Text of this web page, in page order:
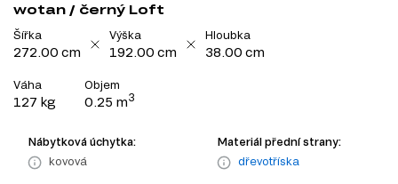
wotan / černý Loft
Šířka
272.00 cm
Výška
192.00 cm
Hloubka
38.00 cm
Váha
127 kg
Objem
0.25 m3
Nábytková úchytka:
kovová
Materiál přední strany:
dřevotříska